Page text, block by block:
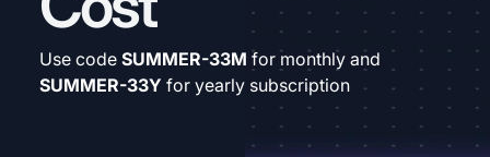
Use code SUMMER-33M for monthly and
SUMMER-33Y for yearly subscription